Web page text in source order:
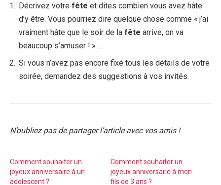
Décrivez votre fête et dites combien vous avez hâte
d’y être. Vous pourriez dire quelque chose comme « j’ai
vraiment hâte que le soir de la fête arrive, on va
beaucoup s’amuser ! ». …
Si vous n’avez pas encore fixé tous les détails de votre
soirée, demandez des suggestions à vos invités.
N’oubliez pas de partager l’article avec vos amis !
Comment souhaiter un
joyeux anniversaire à un
adolescent ?
Comment souhaiter un
joyeux anniversaire à mon
fils de 3 ans ?